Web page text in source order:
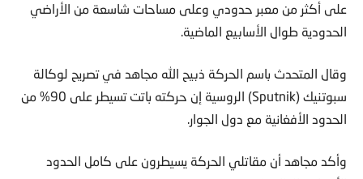
على أكثر من معبر حدودي وعلى مساحات شاسعة من الأراضي
الحدودية طوال الأسابيع الماضية.
وقال المتحدث باسم الحركة ذبيح الله مجاهد في تصريح لوكالة
سبوتنيك (Sputnik) الروسية إن حركته باتت تسيطر على 90% من
الحدود الأفغانية مع دول الجوار.
وأكد مجاهد أن مقاتلي الحركة يسيطرون على كامل الحدود